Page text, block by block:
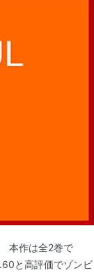
本作は全2巻で
と高評価でゾンビ